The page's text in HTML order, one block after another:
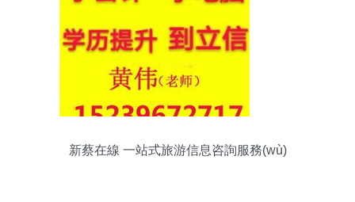
新蔡在線 一站式旅游信息咨詢服務(wù)